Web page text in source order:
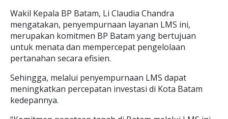
Wakil Kepala BP Batam, Li Claudia Chandra
mengatakan, penyempurnaan layanan LMS ini,
merupakan komitmen BP Batam yang bertujuan
untuk menata dan mempercepat pengelolaan
pertanahan secara efisien.
Sehingga, melalui penyempurnaan LMS dapat
meningkatkan percepatan investasi di Kota Batam
kedepannya.